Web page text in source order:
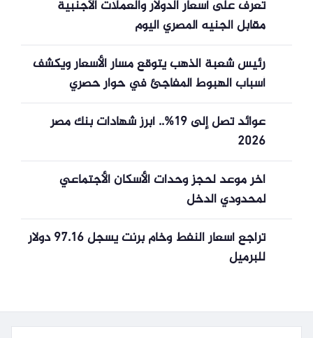
تعرف على أسعار الدولار والعملات الأجنبية
مقابل الجنيه المصري اليوم
رئيس شعبة الذهب يتوقع مسار الأسعار ويكشف
أسباب الهبوط المفاجئ في حوار حصري
عوائد تصل إلى 19%.. أبرز شهادات بنك مصر
2026
اخر موعد لحجز وحدات الأسكان الأجتماعي
لمحدودي الدخل
تراجع أسعار النفط وخام برنت يسجل 97.16 دولار
للبرميل